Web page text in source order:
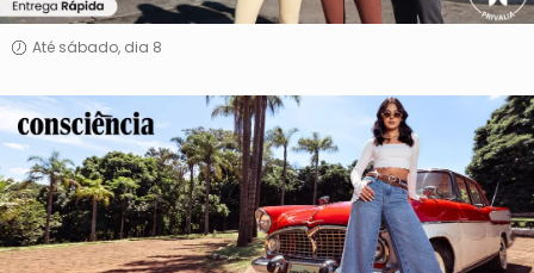
Até sábado, dia 8
Consciência
Jeans